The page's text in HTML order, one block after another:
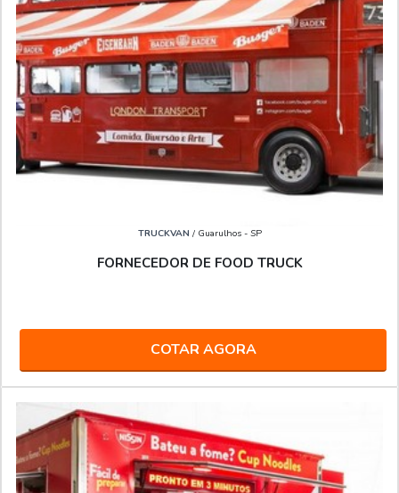
TRUCKVAN / Guarulhos - SP
FORNECEDOR DE FOOD TRUCK
COTAR AGORA